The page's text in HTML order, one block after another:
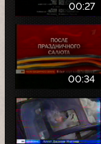
00:27
00:34